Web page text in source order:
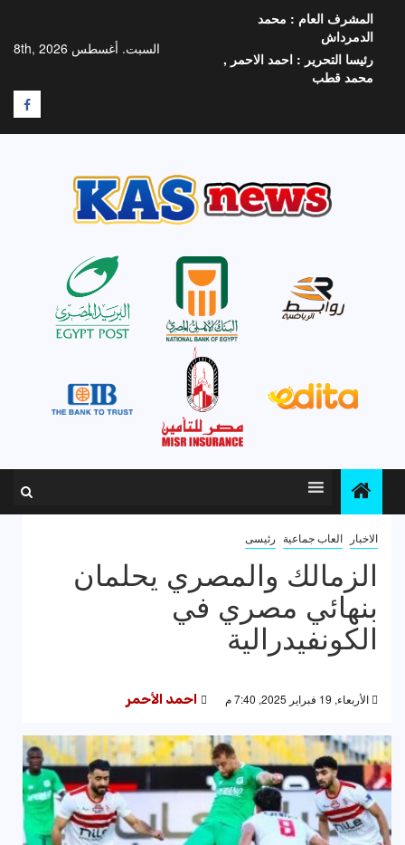
المحتوى
السبت. أغسطس 8th, 2026
المشرف العام : محمد
الدمرداش
رئيسا التحرير : احمد الاحمر ,
محمد قطب
F
الاخبار العاب جماعية رئيسى
الزمالك والمصري يحلمان
بنهائي مصري في
الكونفيدرالية
الأربعاء, 19 فبراير 2025, 7:40 م احمد الأحمر